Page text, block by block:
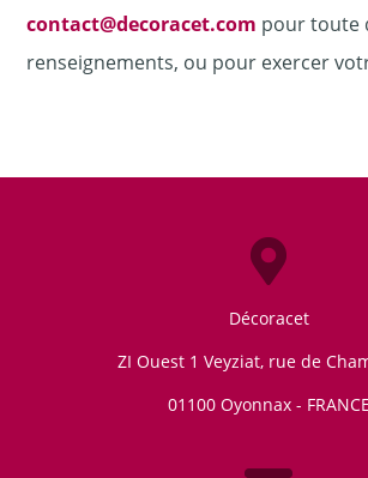
contact@decoracet.com pour toute
renseignements, ou pour exercer
Décoracet
ZI Ouest 1 Veyziat, rue de
01100 Oyonnax - FRANCE